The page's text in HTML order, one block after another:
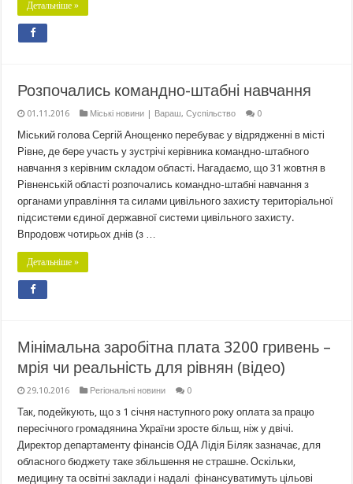
Детальніше »
Розпочались командно-штабні навчання
01.11.2016 Міські новини | Вараш,Суспільство 0
Міський голова Сергій Анощенко перебуває у відрядженні в місті
Рівне, де бере участь у зустрічі керівника командно-штабного
навчання з керівним складом області. Нагадаємо, що 31 жовтня в
Рівненській області розпочались командно-штабні навчання з
органами управління та силами цивільного захисту територіальної
підсистеми єдиної державної системи цивільного захисту.
Впродовж чотирьох днів (з …
Детальніше »
Мінімальна заробітна плата 3200 гривень –
мрія чи реальність для рівнян (відео)
29.10.2016 Регіональні новини 0
Так, подейкують, що з 1 січня наступного року оплата за працю
пересічного громадянина України зросте більш, ніж у двічі.
Директор департаменту фінансів ОДА Лідія Біляк зазначає, для
обласного бюджету таке збільшення не страшне. Оскільки,
медицину та освітні заклади і надалі фінансуватимуть цільові